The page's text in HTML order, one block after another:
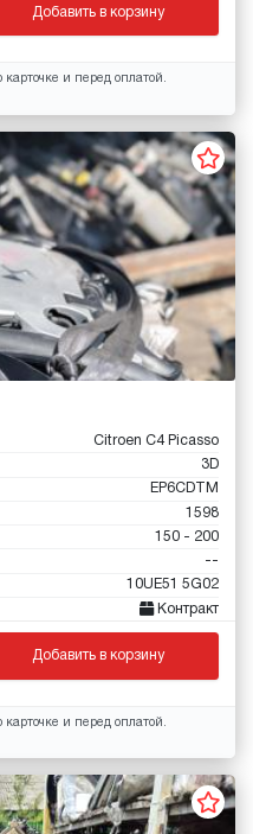
Добавить в корзину
и перед оплатой.
Citroen C4 Picasso
3D
EP6CDTM
1598
150 - 200
--
10UE51 5G02
Контракт
Добавить в корзину
и перед оплатой.